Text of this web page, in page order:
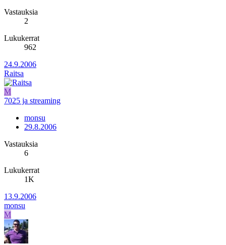
Vastauksia
2
Lukukerrat
962
24.9.2006
Raitsa
M
7025 ja streaming
monsu
29.8.2006
Vastauksia
6
Lukukerrat
1K
13.9.2006
monsu
M